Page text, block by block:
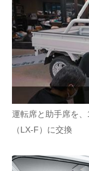
運転席と助手席を
（LX-F）に交換